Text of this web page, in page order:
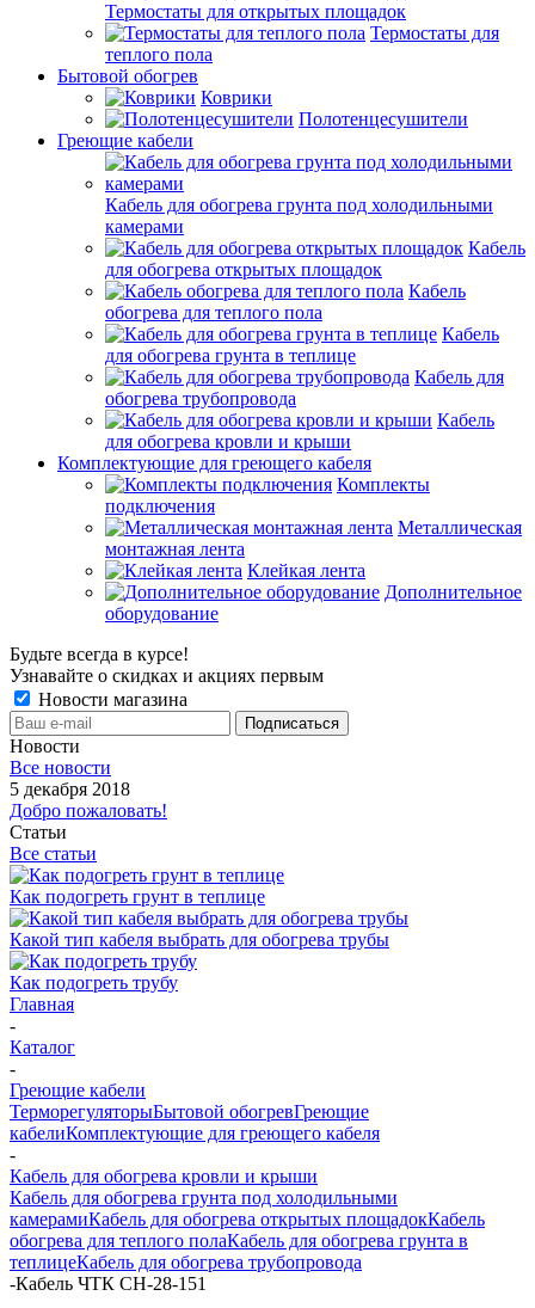
Термостаты для открытых площадок
Термостаты для
теплого пола
Бытовой обогрев
Коврики
Полотенцесушители
Греющие кабели
Кабель для обогрева грунта под холодильными
камерами
Кабель
для обогрева открытых площадок
Кабель
обогрева для теплого пола
Кабель
для обогрева грунта в теплице
Кабель для
обогрева трубопровода
Кабель
для обогрева кровли и крыши
Комплектующие для греющего кабеля
Комплекты
подключения
Металлическая
монтажная лента
Клейкая лента
Дополнительное
оборудование
Будьте всегда в курсе!
Узнавайте о скидках и акциях первым
Новости магазина
Новости
Все новости
5 декабря 2018
Добро пожаловать!
Статьи
Все статьи
Как подогреть грунт в теплице
Какой тип кабеля выбрать для обогрева трубы
Как подогреть трубу
Главная
-
Каталог
-
Греющие кабели
ТерморегуляторыБытовой обогревГреющие
кабелиКомплектующие для греющего кабеля
-
Кабель для обогрева кровли и крыши
Кабель для обогрева грунта под холодильными
камерамиКабель для обогрева открытых площадокКабель
обогрева для теплого полаКабель для обогрева грунта в
теплицеКабель для обогрева трубопровода
-Кабель ЧТК СН-28-151